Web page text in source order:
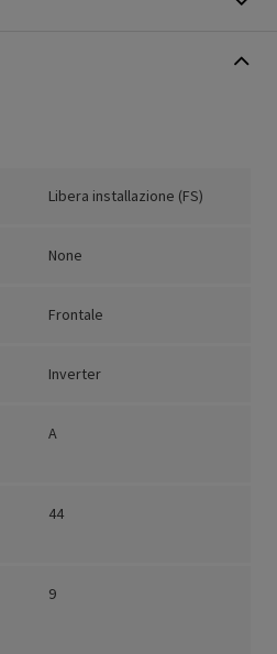
Libera installazione (FS)
None
Frontale
Inverter
A
44
9